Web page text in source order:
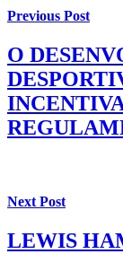
Previous Post
O
Next Post
LEWIS